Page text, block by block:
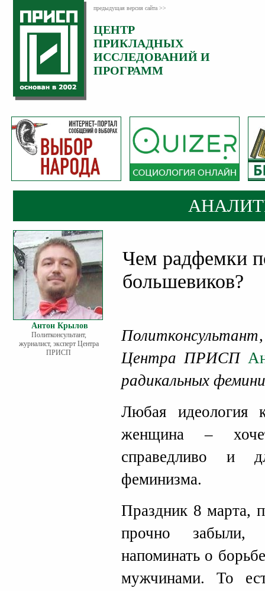
предыдущая версия сайта >>
ЦЕНТР
ПРИКЛАДНЫХ
ИССЛЕДОВАНИЙ И
ПРОГРАММ
Антон Крылов
Политконсультант,
журналист, эксперт Центра
ПРИСП
Чем радфемки
большевиков?
Центра ПРИСП
радикальных
Любая идеология
женщина –
справедливо и
феминизма.
Праздник 8 марта,
прочно
напоминать о
мужчинами. То
Категория:
Аналитика